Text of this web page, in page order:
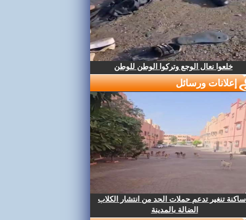
خلعوا نعال الوجع وتركوا الوطن للوطن
إعلانات ورسائل
ساكنة تنغير تدعم حملات الحد من انتشار الكلاب
الضالة بالمدينة